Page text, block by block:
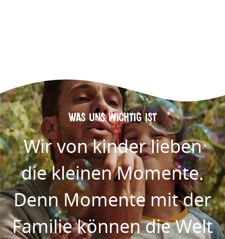
Was uns wichtig ist
Wir von kinder lieben
die kleinen Momente.
Denn Momente mit der
Familie können die Welt